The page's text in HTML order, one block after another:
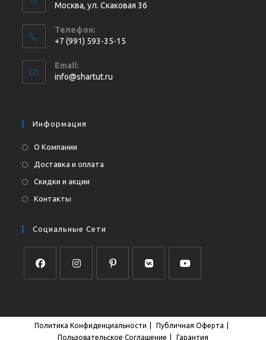
Москва, ул. Cкаковая 36
Телефон:
+7 (991) 593-35-15
Email:
info@shartut.ru
Информация
О Компании
Доставка и оплата
Скидки и акции
Контакты
Социальные Сети
Политика Конфиденциальности
Публичная Оферта
Пользовательское Соглашение
Гарантия